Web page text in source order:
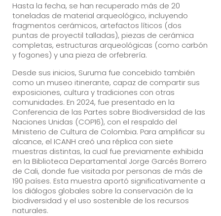
Hasta la fecha, se han recuperado más de 20
toneladas de material arqueológico, incluyendo
fragmentos cerámicos, artefactos líticos (dos
puntas de proyectil talladas), piezas de cerámica
completas, estructuras arqueológicas (como carbón
y fogones) y una pieza de orfebrería.
Desde sus inicios, Suruma fue concebido también
como un museo itinerante, capaz de compartir sus
exposiciones, cultura y tradiciones con otras
comunidades. En 2024, fue presentado en la
Conferencia de las Partes sobre Biodiversidad de las
Naciones Unidas (COP16), con el respaldo del
Ministerio de Cultura de Colombia. Para amplificar su
alcance, el ICANH creó una réplica con siete
muestras distintas, la cual fue previamente exhibida
en la Biblioteca Departamental Jorge Garcés Borrero
de Cali, donde fue visitada por personas de más de
190 países. Esta muestra aportó significativamente a
los diálogos globales sobre la conservación de la
biodiversidad y el uso sostenible de los recursos
naturales.